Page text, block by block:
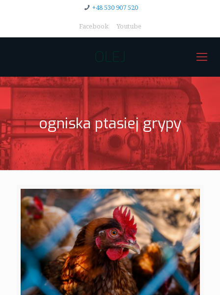
+48 530 907 520
Facebook Youtube
OLEJ
ogniska ptasiej grypy